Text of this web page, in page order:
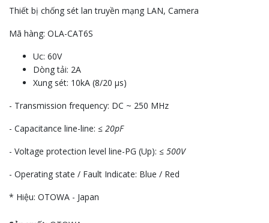
Thiết bị chống sét lan truyền mạng LAN, Camera
Mã hàng: OLA-CAT6S
Uc: 60V
Dòng tải: 2A
Xung sét: 10kA (8/20 µs)
- Transmission frequency: DC ~ 250 MHz
- Capacitance line-line: ≤ 20pF
- Voltage protection level line-PG (Up): ≤ 500V
- Operating state / Fault Indicate: Blue / Red
* Hiệu: OTOWA - Japan